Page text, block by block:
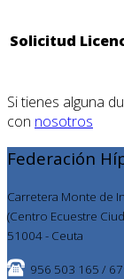
Solicitud
Si tienes alguna
con nosotros
Federación
Carretera Monte de
(Centro Ecuestre
51004 - Ceuta
956 503 165 /